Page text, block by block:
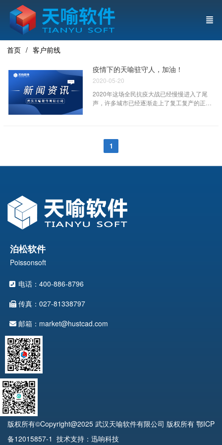
首页
客户前线
疫情下的天喻驻守人，加油！
2020-05-20
2020年这场全民抗疫大战已经慢慢进入了尾
声，许多城市已经逐渐走上了复工复产的正
1
泊松软件
Poissonsoft
电话：400-886-8796
传真：027-81338797
邮箱：market@hustcad.com
版权所有©Copyright@2025 武汉天喻软件有限公司 版权所有 鄂ICP
备12015857-1 技术支持：迅响科技